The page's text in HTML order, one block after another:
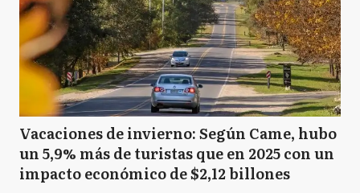
Vacaciones de invierno: Según Came, hubo
un 5,9% más de turistas que en 2025 con un
impacto económico de $2,12 billones